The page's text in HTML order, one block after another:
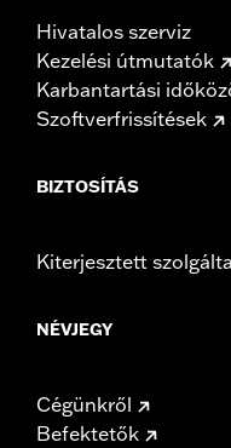
Hivatalos szerviz
Kezelési útmutatók
Karbantartási
Szoftverfrissítések
BIZTOSÍTÁS
Kiterjesztett
NÉVJEGY
Cégünkről
Befektetők